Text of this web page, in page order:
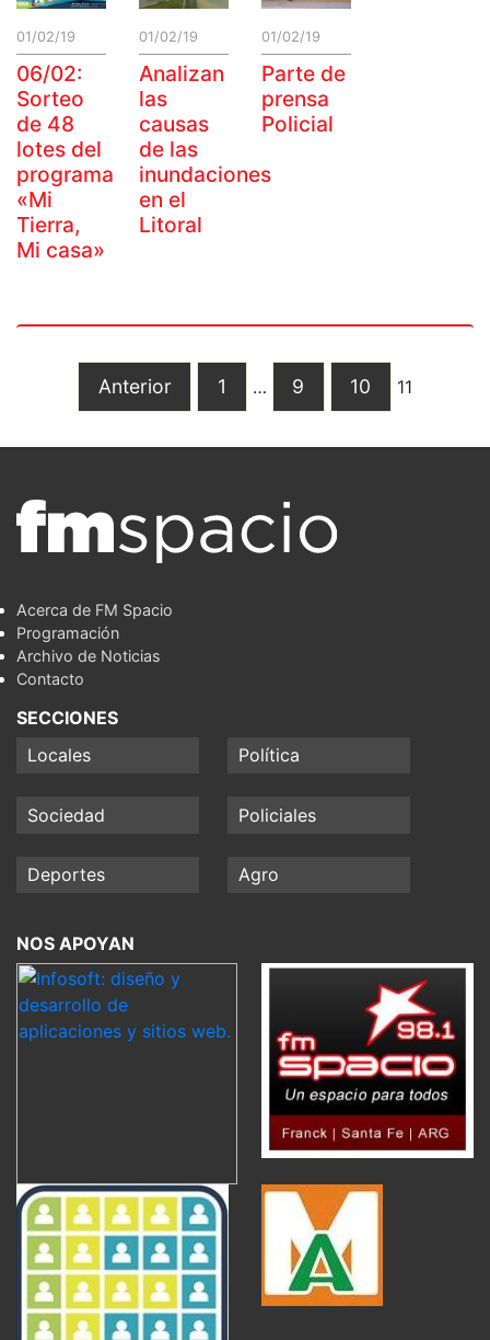
01/02/19
06/02:
Sorteo
de 48
lotes del
programa
«Mi
Tierra,
Mi casa»
01/02/19
Analizan
las
causas
de las
inundaciones
en el
Litoral
01/02/19
Parte de
prensa
Policial
Anterior 1 … 9 10 11
Acerca de FM Spacio
Programación
Archivo de Noticias
Contacto
SECCIONES
Locales
Política
Sociedad Policiales
Deportes Agro
NOS APOYAN